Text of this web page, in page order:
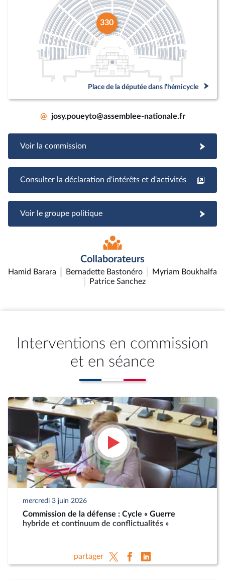
330
Place de la députée dans l'hémicycle
@ josy.poueyto@assemblee-nationale.fr
Voir la commission
Consulter la déclaration d'intérêts et d'activités
Voir le groupe politique
Collaborateurs
Hamid Barara Bernadette Bastonéro
Myriam Boukhalfa
Patrice Sanchez
Interventions en commission
et en séance
mercredi 3 juin 2026
Commission de la défense : Cycle « Guerre
hybride et continuum de conflictualités »
partager